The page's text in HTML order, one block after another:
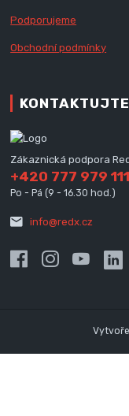
Podporujeme
Obchodní podmínky
Zákaznická podpora
+420 777 979 111
Po - Pá (9 - 16.30 hod.)
info@redx.cz